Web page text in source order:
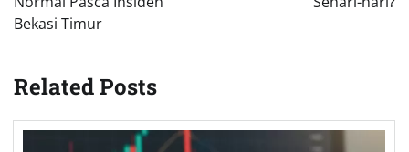
Bekasi Timur
Related Posts